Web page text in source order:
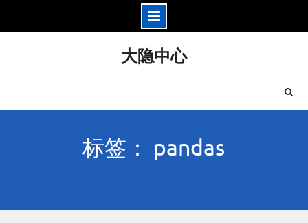
大隐中心
标签： pandas